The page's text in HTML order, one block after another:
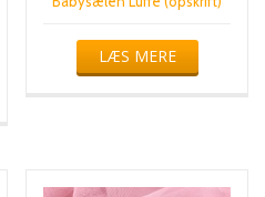
LÆS MERE